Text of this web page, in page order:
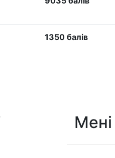
1350 балів
Мені